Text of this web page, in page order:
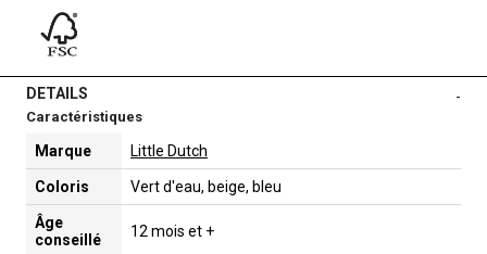
DETAILS -
Caractéristiques
Marque Little Dutch
Coloris Vert d'eau, beige, bleu
Âge
conseillé
12 mois et +